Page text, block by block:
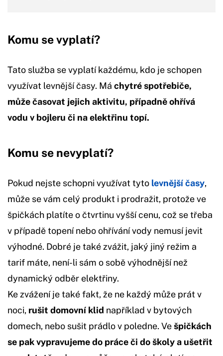
Komu se vyplatí?
Tato služba se vyplatí každému, kdo je schopen
využívat levnější časy. Má chytré spotřebiče,
může časovat jejich aktivitu, případně ohřívá
vodu v bojleru či na elektřinu topí.
Komu se nevyplatí?
Pokud nejste schopni využívat tyto levnější časy,
může se vám celý produkt i prodražit, protože ve
špičkách platíte o čtvrtinu vyšší cenu, což se třeba
v případě topení nebo ohřívání vody nemusí jevit
výhodné. Dobré je také zvážit, jaký jiný režim a
tarif máte, není-li sám o sobě výhodnější než
dynamický odběr elektřiny.
Ke zvážení je také fakt, že ne každý může prát v
noci, rušit domovní klid například v bytových
domech, nebo sušit prádlo v poledne. Vešpičkách
se pak vypravujeme do práce či do školy a ušetřit